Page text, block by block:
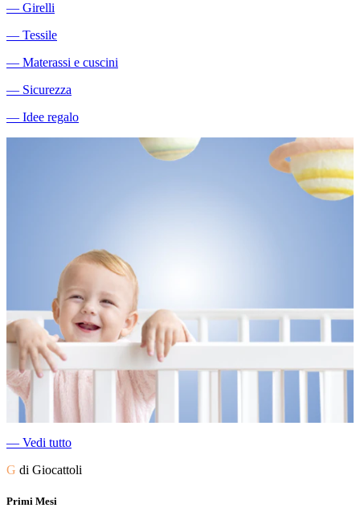
― Girelli
― Tessile
― Materassi e cuscini
― Sicurezza
― Idee regalo
― Vedi tutto
G di Giocattoli
Primi Mesi